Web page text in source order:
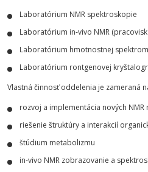
Laboratórium NMR spektroskopie
Laboratórium in-vivo NMR
Laboratórium hmotnostnej
Laboratórium rontgenovej
Vlastná činnosť oddelenia je zameraná
rozvoj a implementácia nových NMR
riešenie štruktúry a interakcií
štúdium metabolizmu
in-vivo NMR zobrazovanie a